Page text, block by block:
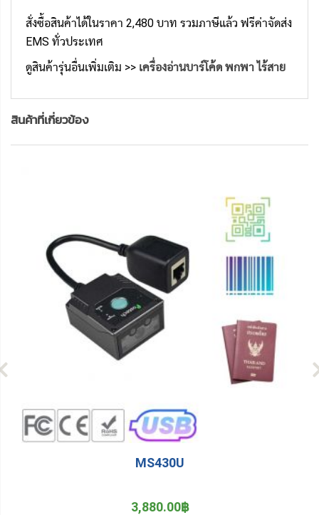
สั่งซื้อสินค้าได้ในราคา 2,480 บาท รวมภาษีแล้ว ฟรีค่าจัดส่ง
EMS ทั่วประเทศ
ดูสินค้ารุ่นอื่นเพิ่มเติม >> เครื่องอ่านบาร์โค้ด พกพา ไร้สาย
สินค้าที่เกี่ยวข้อง
MS430U
3,880.00฿